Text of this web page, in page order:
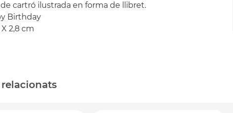
cartró ilustrada en forma de llibret.
Birthday
2,8 cm